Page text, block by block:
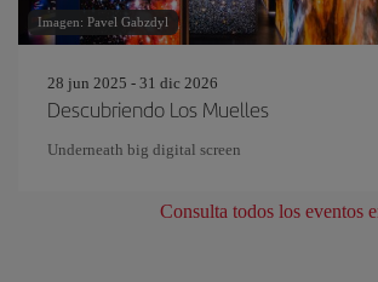
Imagen: Pavel Gabzdyl
28 jun 2025 - 31 dic 2026
Descubriendo Los Muelles
Underneath big digital screen
Consulta todos los eventos